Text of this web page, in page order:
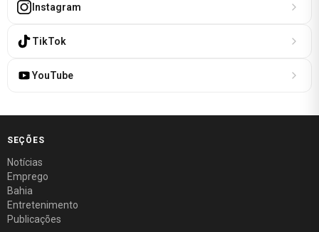
Instagram
TikTok
YouTube
SEÇÕES
Notícias
Emprego
Bahia
Entretenimento
Publicações